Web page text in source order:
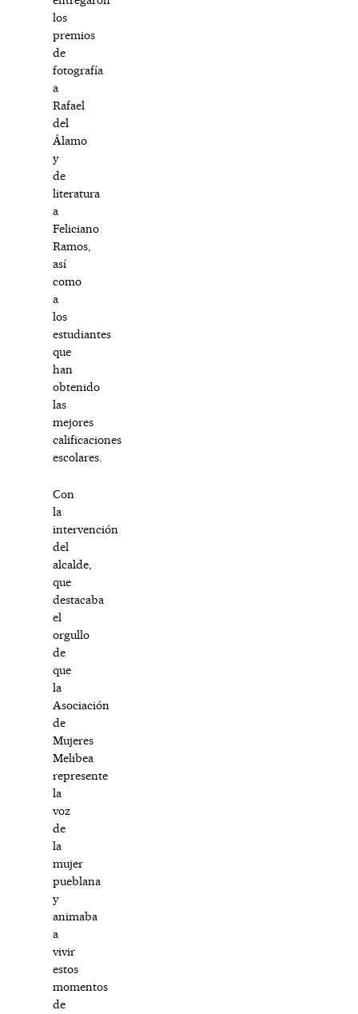
los
premios
de
fotografía
a
Rafael
del
Álamo
y
de
literatura
a
Feliciano
Ramos,
así
como
a
los
estudiantes
que
han
obtenido
las
mejores
calificaciones
escolares.
Con
la
intervención
del
alcalde,
que
destacaba
el
orgullo
de
que
la
Asociación
de
Mujeres
Melibea
represente
la
voz
de
la
mujer
pueblana
y
animaba
a
vivir
estos
momentos
de